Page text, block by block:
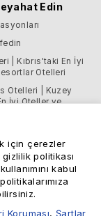
Edin
| Kıbrıs'taki En İyi
Otelleri
Otelleri | Kuzey
İyi Oteller ve
için çerezler
politikası
kabul
Koruması, Şartlar